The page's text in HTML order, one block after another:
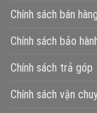
Chính sách bán hàng
Chính sách bảo
Chính sách trả góp
Chính sách vận